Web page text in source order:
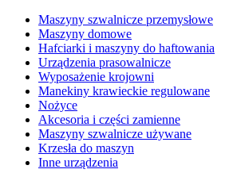
Maszyny szwalnicze przemysłowe
Maszyny domowe
Hafciarki i maszyny do haftowania
Urządzenia prasowalnicze
Wyposażenie krojowni
Manekiny krawieckie regulowane
Nożyce
Akcesoria i części zamienne
Maszyny szwalnicze używane
Krzesła do maszyn
Inne urządzenia